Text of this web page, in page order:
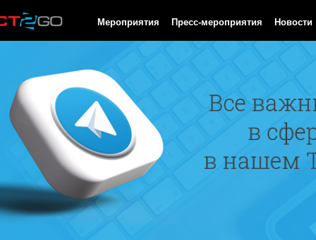
Мероприятия Пресс-мероприятия Новости